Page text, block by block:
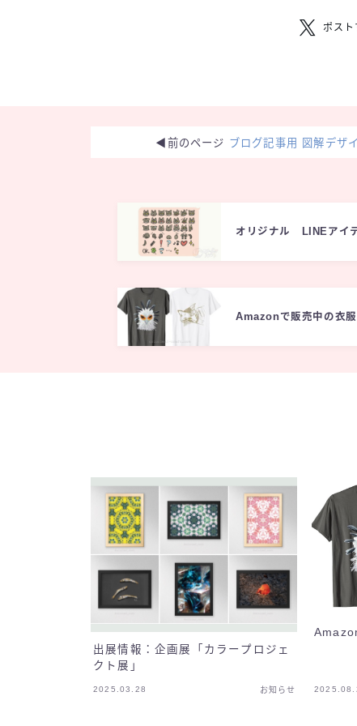
ポスト
◀︎前のページ ブログ記事用 図解デザ
オリジナル LINEアイ
Amazonで販売中の衣
出展情報：企画展「カラープロジェ
クト展」
2025.03.28 お知らせ